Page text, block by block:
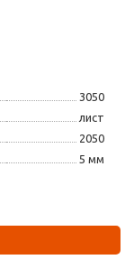
3050
лист
2050
5 мм